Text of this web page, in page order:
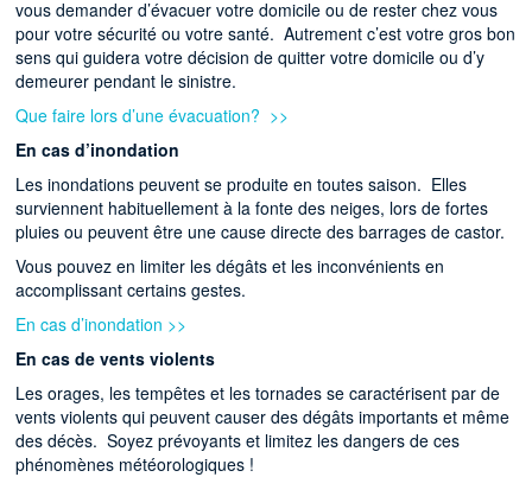
vous demander d’évacuer votre domicile ou de rester chez vous
pour votre sécurité ou votre santé. Autrement c’est votre gros bon
sens qui guidera votre décision de quitter votre domicile ou d’y
demeurer pendant le sinistre.
Que faire lors d’une évacuation? >>
En cas d’inondation
Les inondations peuvent se produite en toutes saison. Elles
surviennent habituellement à la fonte des neiges, lors de fortes
pluies ou peuvent être une cause directe des barrages de castor.
Vous pouvez en limiter les dégâts et les inconvénients en
accomplissant certains gestes.
En cas d’inondation >>
En cas de vents violents
Les orages, les tempêtes et les tornades se caractérisent par de
vents violents qui peuvent causer des dégâts importants et même
des décès. Soyez prévoyants et limitez les dangers de ces
phénomènes météorologiques !